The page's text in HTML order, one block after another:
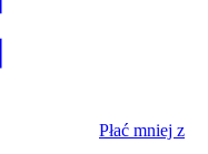
Płać mniej z